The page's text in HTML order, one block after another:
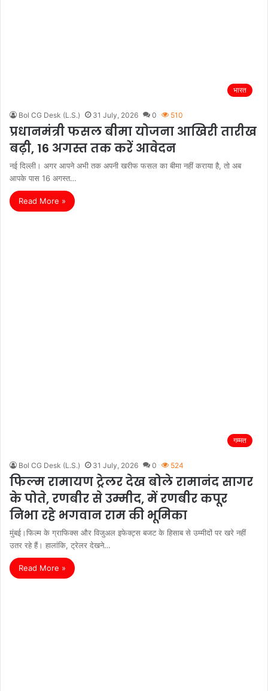
भारत
Bol CG Desk (L.S.) 31 July, 2026 0 510
प्रधानमंत्री फसल बीमा योजना आखिरी तारीख
बढ़ी, 16 अगस्त तक करें आवेदन
नई दिल्ली। अगर आपने अभी तक अपनी खरीफ फसल का बीमा नहीं कराया है, तो अब
आपके पास 16 अगस्त…
Read More »
गम्मत
Bol CG Desk (L.S.) 31 July, 2026 0 524
फिल्म रामायण ट्रेलर देख बोले रामानंद सागर
के पोते, रणबीर से उम्मीद, में रणबीर कपूर
निभा रहे भगवान राम की भूमिका
मुंबई।फिल्म के ग्राफिक्स और विजुअल इफेक्ट्स बजट के हिसाब से उम्मीदों पर खरे नहीं
उतर रहे हैं। हालांकि, ट्रेलर देखने…
Read More »